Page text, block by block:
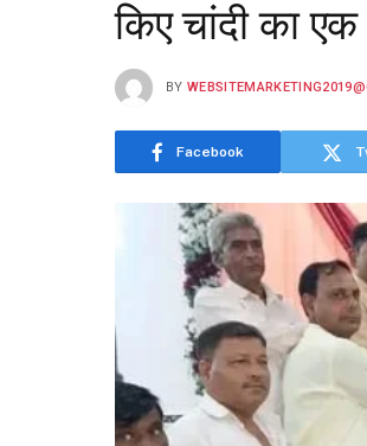
किए चांदी का
BY
Facebook